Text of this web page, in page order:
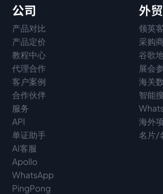
公司
产品对比
产品定价
教程中心
代理合作
客户案例
合作伙伴
服务
API
单证助手
AI客服
Apollo
WhatsApp
PingPong
外
领英
采购
谷歌
展会
海关
智能
海外
名片/